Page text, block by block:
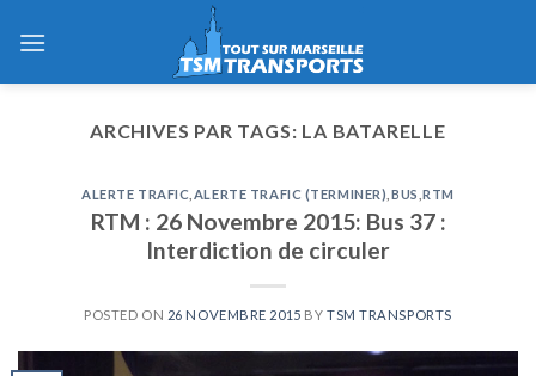
ARCHIVES PAR TAGS: LA BATARELLE
ALERTE TRAFIC ALERTE TRAFIC (TERMINER) BUS ,RTM
RTM : 26 Novembre 2015: Bus 37 :
Interdiction de circuler
POSTED ON 26 NOVEMBRE 2015 BY TSM TRANSPORTS